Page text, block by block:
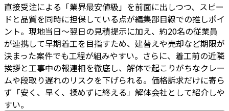
直接受注による「業界最安値級」を前面に出しつつ、スピー
ドと品質を同時に担保している点が編集部目線での推しポイ
ント。現地当日〜翌日の見積提示に加え、約20名の従業員
が連携して早期着工を目指すため、建替えや売却など期限が
決まった案件でも工程が組みやすい。さらに、着工前の近隣
挨拶と工事中の報連相を徹底し、解体で起こりがちなクレー
ムや段取り遅れのリスクを下げられる。価格訴求だけに寄ら
ず「安く、早く、揉めずに終える」解体会社として紹介しや
すい。